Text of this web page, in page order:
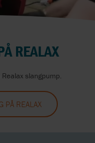
REALAX
slangpump.
PÅ REALAX